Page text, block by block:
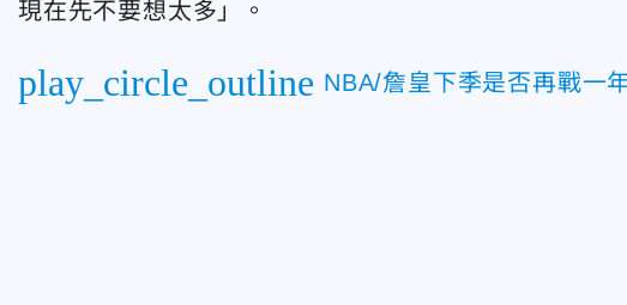
現在先不要想太多」。
play_circle_outline NBA/詹皇下季是否再戰一